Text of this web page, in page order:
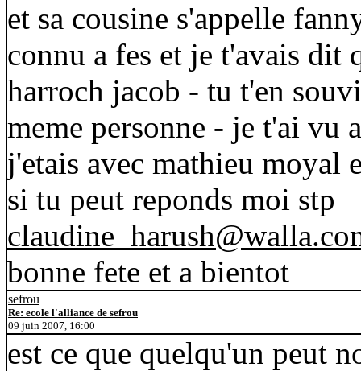
et sa cousine s'appelle
connu a fes et je t'avais dit
harroch jacob - tu t'en
meme personne - je t'ai vu
j'etais avec mathieu moyal
si tu peut reponds moi stp
bonne fete et a bientot
sefrou
Re: ecole l'alliance de sefrou
09 juin 2007, 16:00
est ce que quelqu'un peut